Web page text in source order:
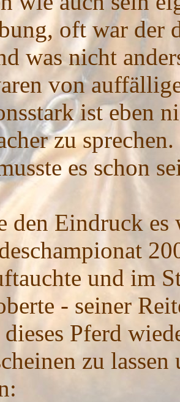
oft war der
was nicht
von
ist eben
zu
es schon
den Eindruck
und im
- seiner
Pferd
zu